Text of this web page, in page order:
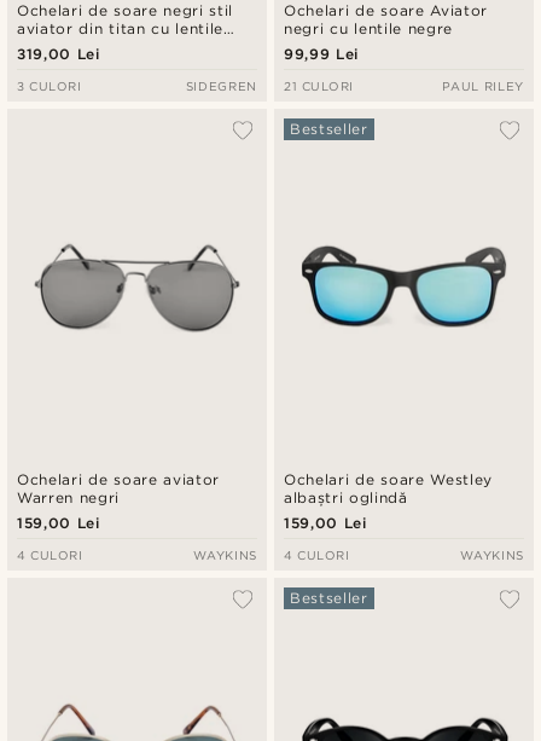
Ochelari de soare negri stil
aviator din titan cu lentile
polarizate
319,00 Lei
3 CULORI SIDEGREN
Ochelari de soare Aviator
negri cu lentile negre
99,99 Lei
21 CULORI PAUL RILEY
Ochelari de soare aviator
Warren negri
159,00 Lei
4 CULORI WAYKINS
Ochelari de soare Westley
albaștri oglindă
Bestseller
159,00 Lei
4 CULORI WAYKINS
Bestseller